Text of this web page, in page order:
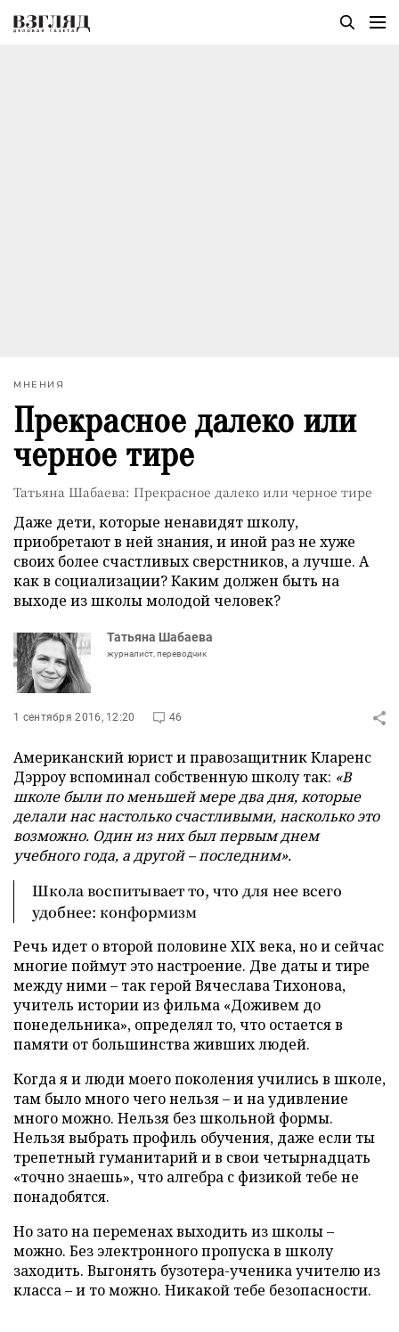
МНЕНИЯ
Прекрасное далеко или
черное тире
Татьяна Шабаева: Прекрасное далеко или черное тире
Даже дети, которые ненавидят школу,
приобретают в ней знания, и иной раз не хуже
своих более счастливых сверстников, а лучше. А
как в социализации? Каким должен быть на
выходе из школы молодой человек?
Татьяна Шабаева
журналист, переводчик
1 сентября 2016, 12:20 46
Американский юрист и правозащитник Кларенс
Дэрроу вспоминал собственную школу так: «В
школе были по меньшей мере два дня, которые
делали нас настолько счастливыми, насколько это
возможно. Один из них был первым днем
учебного года, а другой – последним».
Школа воспитывает то, что для нее всего
удобнее: конформизм
Речь идет о второй половине XIX века, но и сейчас
многие поймут это настроение. Две даты и тире
между ними – так герой Вячеслава Тихонова,
учитель истории из фильма «Доживем до
понедельника», определял то, что остается в
памяти от большинства живших людей.
Когда я и люди моего поколения учились в школе,
там было много чего нельзя – и на удивление
много можно. Нельзя без школьной формы.
Нельзя выбрать профиль обучения, даже если ты
трепетный гуманитарий и в свои четырнадцать
«точно знаешь», что алгебра с физикой тебе не
понадобятся.
Но зато на переменах выходить из школы –
можно. Без электронного пропуска в школу
заходить. Выгонять бузотера-ученика учителю из
класса – и то можно. Никакой тебе безопасности.